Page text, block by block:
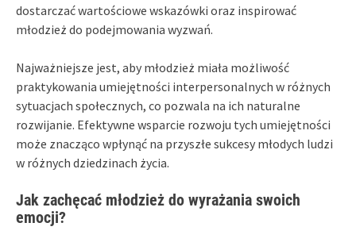
dostarczać wartościowe wskazówki oraz inspirować
młodzież do podejmowania wyzwań.
Najważniejsze jest, aby młodzież miała możliwość
praktykowania umiejętności interpersonalnych w różnych
sytuacjach społecznych, co pozwala na ich naturalne
rozwijanie. Efektywne wsparcie rozwoju tych umiejętności
może znacząco wpłynąć na przyszłe sukcesy młodych ludzi
w różnych dziedzinach życia.
Jak zachęcać młodzież do wyrażania swoich
emocji?